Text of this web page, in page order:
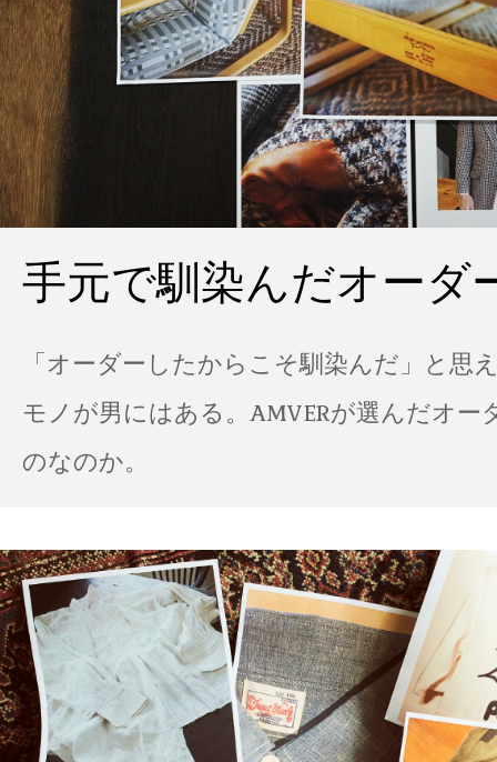
手元で馴染んだオーダ
「オーダーしたからこそ馴染んだ」と思
モノが男にはある。AMVERが選んだオー
のなのか。